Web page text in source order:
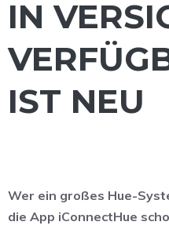
IN
IST NEU
Wer ein großes Hue-
die App iConnectHue